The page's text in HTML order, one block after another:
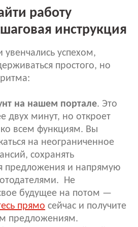
работу
инструкция
успехом,
простого, но
на нашем портале. Это
двух минут, но откроет
всем функциям. Вы
на неограниченное
сохранять
предложения и напрямую
Не
будущее на потом —
прямо сейчас и получите
предложениям.